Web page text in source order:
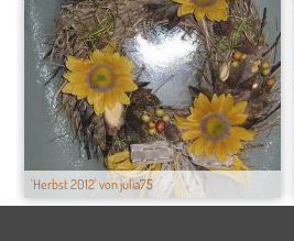
'Herbst 2012' von julia75